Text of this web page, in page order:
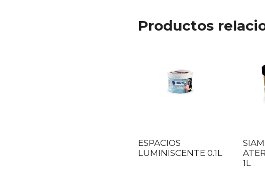
Productos
ESPACIOS
LUMINISCENTE 0.1L
1L